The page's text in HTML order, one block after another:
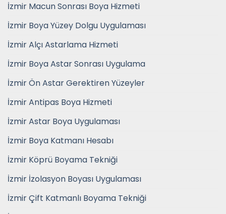
İzmir Macun Sonrası Boya Hizmeti
İzmir Boya Yüzey Dolgu Uygulaması
İzmir Alçı Astarlama Hizmeti
İzmir Boya Astar Sonrası Uygulama
İzmir Ön Astar Gerektiren Yüzeyler
İzmir Antipas Boya Hizmeti
İzmir Astar Boya Uygulaması
İzmir Boya Katmanı Hesabı
İzmir Köprü Boyama Tekniği
İzmir İzolasyon Boyası Uygulaması
İzmir Çift Katmanlı Boyama Tekniği